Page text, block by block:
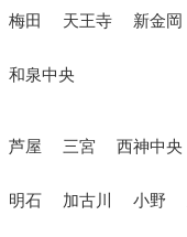
梅田 天王寺 新金岡
和泉中央
芦屋 三宮 西神中央
明石 加古川 小野